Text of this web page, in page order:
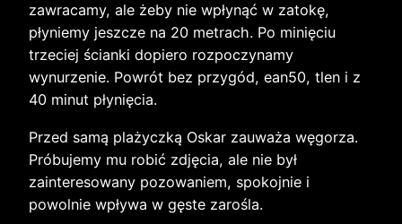
zawracamy, ale żeby nie wpłynąć w zatokę,
płyniemy jeszcze na 20 metrach. Po minięciu
trzeciej ścianki dopiero rozpoczynamy
wynurzenie. Powrót bez przygód, ean50, tlen i z
40 minut płynięcia.
Przed samą plażyczką Oskar zauważa węgorza.
Próbujemy mu robić zdjęcia, ale nie był
zainteresowany pozowaniem, spokojnie i
powolnie wpływa w gęste zarośla.